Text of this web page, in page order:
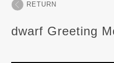
RETURN
dwarf Greeting